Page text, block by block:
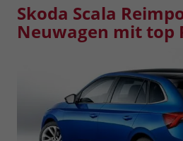
Skoda Scala
Neuwagen mit top